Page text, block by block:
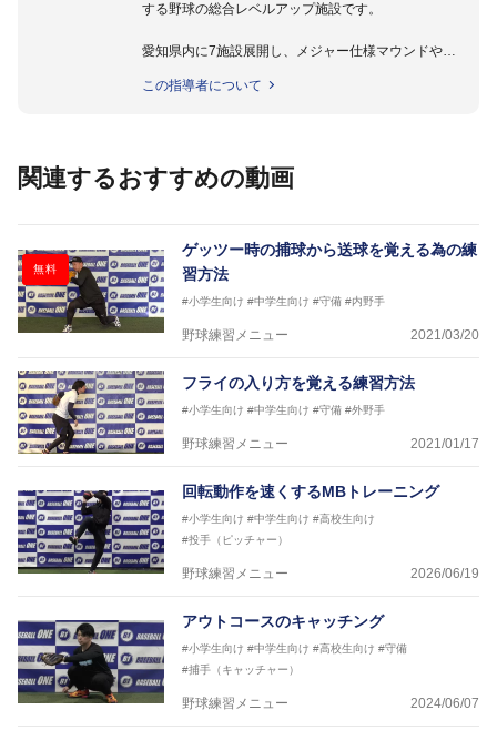
する野球の総合レベルアップ施設です。
愛知県内に7施設展開し、メジャー仕様マウンドやト
動作解析システムを用いて、小学生からプロ野球選手
この指導者について
関連するおすすめの動画
無料
ゲッツー時の捕球から送球を覚える為の練
習方法
#小学生向け #中学生向け #守備 #内野手
野球練習メニュー 2021/03/20
フライの入り方を覚える練習方法
#小学生向け #中学生向け #守備 #外野手
野球練習メニュー 2021/01/17
回転動作を速くするMBトレーニング
#小学生向け #中学生向け #高校生向け
#投手（ピッチャー）
野球練習メニュー 2026/06/19
アウトコースのキャッチング
#小学生向け #中学生向け #高校生向け #守備
#捕手（キャッチャー）
野球練習メニュー 2024/06/07